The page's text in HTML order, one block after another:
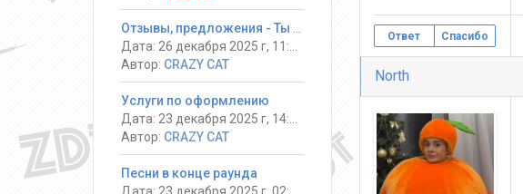
Ответ Спасибо
North
Автор: CRAZY CAT
Услуги по оформлению
Автор: CRAZY CAT
Песни в конце раунда